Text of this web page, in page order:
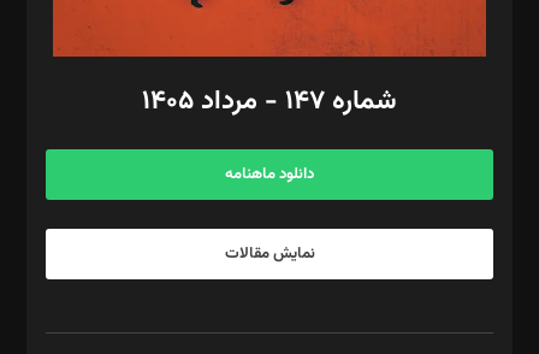
مد‌یر توسعه تجاری: کامبیز برید‌
امور مالی: شاپور رهبری، محمد‌ کاظمی‌نیا
آگهی و مشترکین: ۰۹۱۹۹۹۹۰۴۵۴
شماره ۱۴۷ - مرداد ۱۴۰۵
دانلود ماهنامه
نمایش مقالات